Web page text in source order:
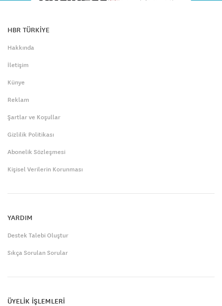
HBR TÜRKİYE
Hakkında
İletişim
Künye
Reklam
Şartlar ve Koşullar
Gizlilik Politikası
Abonelik Sözleşmesi
Kişisel Verilerin Korunması
YARDIM
Destek Talebi Oluştur
Sıkça Sorulan Sorular
ÜYELİK İŞLEMLERİ